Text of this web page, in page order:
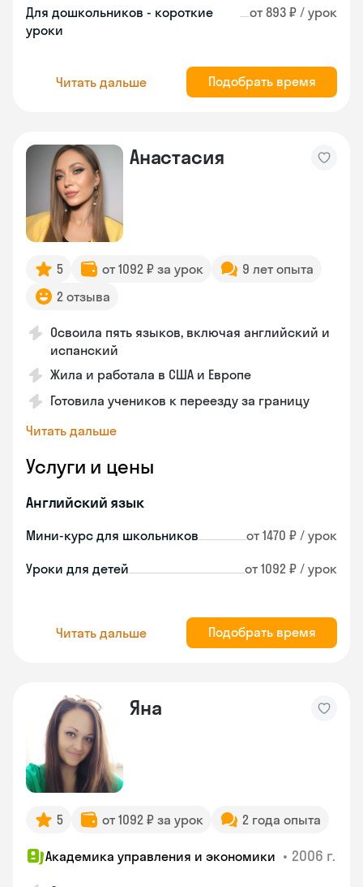
Для дошкольников - короткие
уроки
от 893 ₽ / урок
Читать дальше Подобрать время
Анастасия
5 от 1092 ₽ за урок
9 лет опыта
2 отзыва
Освоила пять языков, включая английский и
испанский
Жила и работала в США и Европе
Готовила учеников к переезду за границу
Читать дальше
Услуги и цены
Английский язык
Мини-курс для школьников от 1470 ₽ / урок
Уроки для детей от 1092 ₽ / урок
Читать дальше Подобрать время
Яна
5 от 1092 ₽ за урок 2 года опыта
Академика управления и экономики • 2006 г.